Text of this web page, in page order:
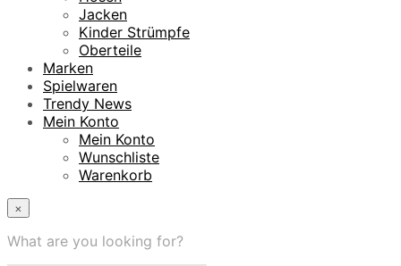
Jacken
Kinder Strümpfe
Oberteile
Marken
Spielwaren
Trendy News
Mein Konto
Mein Konto
Wunschliste
Warenkorb
×
What are you looking for?